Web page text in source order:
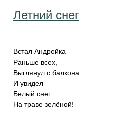
Летний снег
Встал Андрейка
Раньше всех,
Выглянул с балкона
И увидел
Белый снег
На траве зелёной!